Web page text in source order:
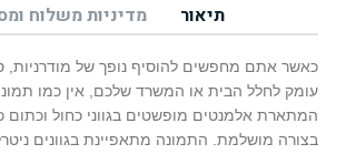
תיאור מדיניות משלוח
כאשר אתם מחפשים להוסיף נופך של מודרניות,
עומק לחלל הבית או המשרד שלכם, אין כמו
המתארת אלמנטים מופשטים בגווני כחול וכתום
בצורה מושלמת. התמונה מתאפיינת בגוונים